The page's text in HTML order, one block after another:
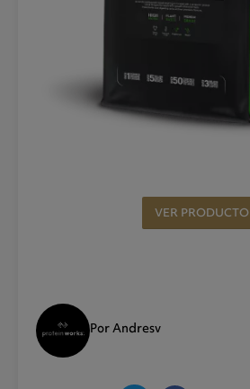
VER PRODUCTO
Por Andresv